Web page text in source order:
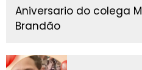
Aniversario do colega
Brandão